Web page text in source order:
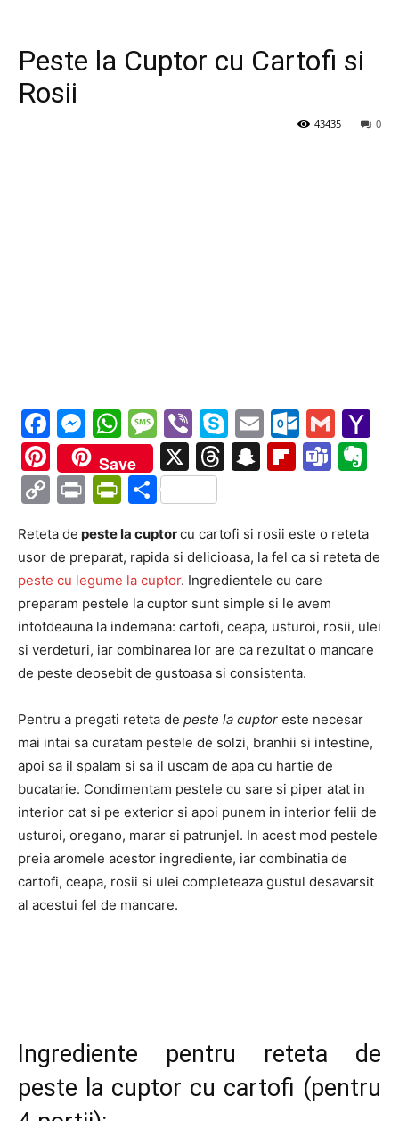
Peste la Cuptor cu Cartofi si
Rosii
0
43435
Facebook
Messenger
WhatsApp
Message
ViberSkype
Email
Pinterest
Save X Threads
Snapchat
CopyPrintPrintFriendly
Partajează
Reteta de peste la cuptorcu cartofi si rosii este o reteta
usor de preparat, rapida si delicioasa, la fel ca si reteta de
peste cu legume la cuptor. Ingredientele cu care
preparam pestele la cuptor sunt simple si le avem
intotdeauna la indemana: cartofi, ceapa, usturoi, rosii, ulei
si verdeturi, iar combinarea lor are ca rezultat o mancare
de peste deosebit de gustoasa si consistenta.
Pentru a pregati reteta de peste la cuptor este necesar
mai intai sa curatam pestele de solzi, branhii si intestine,
apoi sa il spalam si sa il uscam de apa cu hartie de
bucatarie. Condimentam pestele cu sare si piper atat in
interior cat si pe exterior si apoi punem in interior felii de
usturoi, oregano, marar si patrunjel. In acest mod pestele
preia aromele acestor ingrediente, iar combinatia de
cartofi, ceapa, rosii si ulei completeaza gustul desavarsit
al acestui fel de mancare.
Ingrediente pentru reteta de
peste la cuptor cu cartofi (pentru